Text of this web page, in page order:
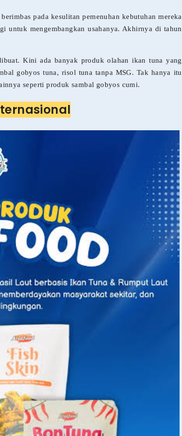
pada kesulitan pemenuhan kebutuhan mereka
untuk mengembangkan usahanya. Akhirnya di tahun
Kini ada banyak produk olahan ikan tuna yang
gobyos tuna, risol tuna tanpa MSG. Tak hanya itu
seperti produk sambal gobyos cumi.